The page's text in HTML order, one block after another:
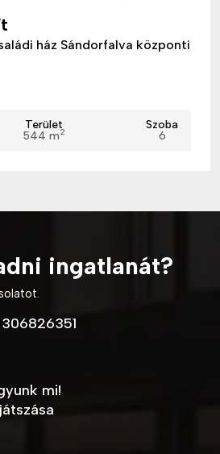
ház Sándorfalva központi
Terület
544 m2
Szoba
6
ingatlanát?
mi!